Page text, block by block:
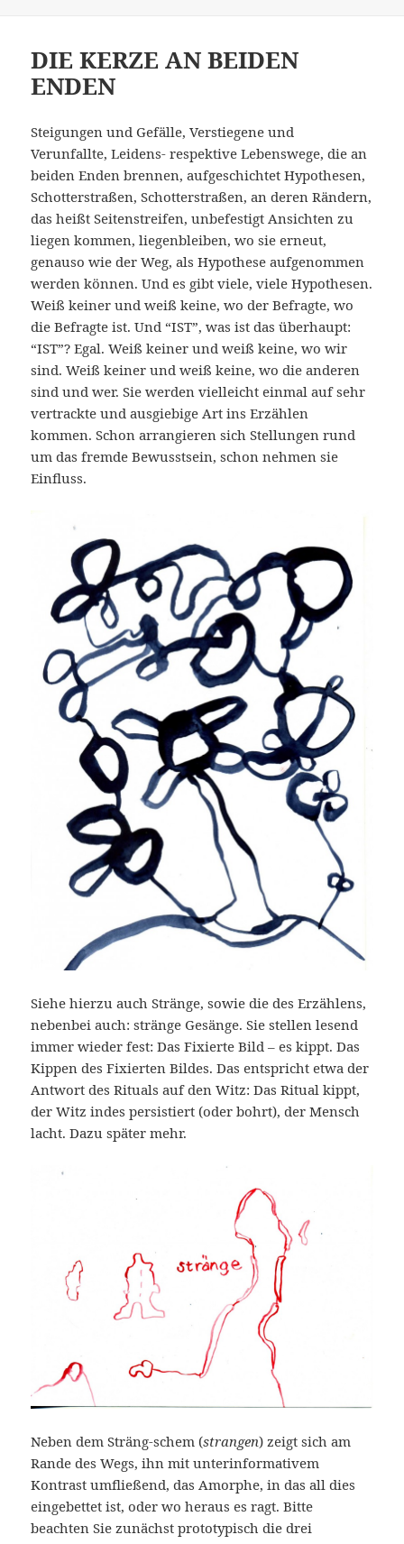
DIE KERZE AN BEIDEN
ENDEN
Steigungen und Gefälle, Verstiegene und
Verunfallte, Leidens- respektive Lebenswege, die an
beiden Enden brennen, aufgeschichtet Hypothesen,
Schotterstraßen, Schotterstraßen, an deren Rändern,
das heißt Seitenstreifen, unbefestigt Ansichten zu
liegen kommen, liegenbleiben, wo sie erneut,
genauso wie der Weg, als Hypothese aufgenommen
werden können. Und es gibt viele, viele Hypothesen.
Weiß keiner und weiß keine, wo der Befragte, wo
die Befragte ist. Und “IST”, was ist das überhaupt:
“IST”? Egal. Weiß keiner und weiß keine, wo wir
sind. Weiß keiner und weiß keine, wo die anderen
sind und wer. Sie werden vielleicht einmal auf sehr
vertrackte und ausgiebige Art ins Erzählen
kommen. Schon arrangieren sich Stellungen rund
um das fremde Bewusstsein, schon nehmen sie
Einfluss.
Siehe hierzu auch Stränge, sowie die des Erzählens,
nebenbei auch: stränge Gesänge. Sie stellen lesend
immer wieder fest: Das Fixierte Bild – es kippt. Das
Kippen des Fixierten Bildes. Das entspricht etwa der
Antwort des Rituals auf den Witz: Das Ritual kippt,
der Witz indes persistiert (oder bohrt), der Mensch
lacht. Dazu später mehr.
Neben dem Sträng-schem (strangen) zeigt sich am
Rande des Wegs, ihn mit unterinformativem
Kontrast umfließend, das Amorphe, in das all dies
eingebettet ist, oder wo heraus es ragt. Bitte
beachten Sie zunächst prototypisch die drei